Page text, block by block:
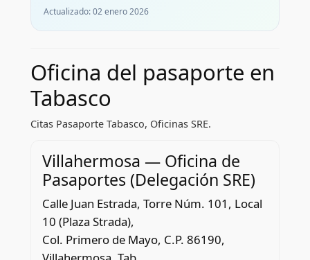
Actualizado:02 enero 2026
Oficina del pasaporte en
Tabasco
Citas Pasaporte Tabasco, Oficinas SRE.
Villahermosa — Oficina de
Pasaportes (Delegación SRE)
Calle Juan Estrada, Torre Núm. 101, Local
10 (Plaza Strada),
Col. Primero de Mayo, C.P. 86190,